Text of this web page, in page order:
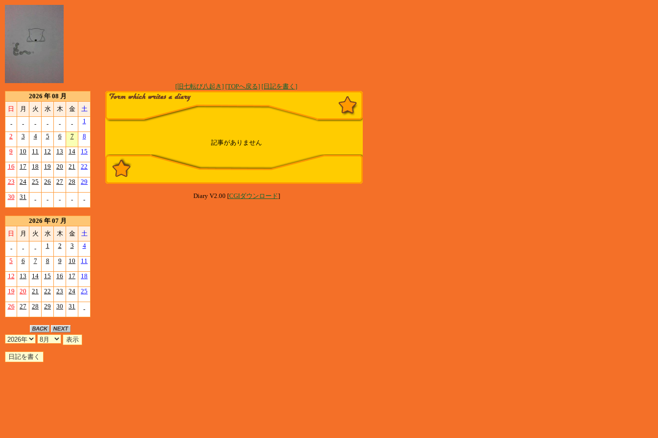
[旧七転び八起き] [TOPへ戻る] [日記を書く]
2026 年 08 月
日
月 火 水 木 金 土
- - - - - - 1
2 3 4 5 6 7 8
9 10 11 12 13 14 15
16 17 18 19 20 21 22
23 24 25 26 27 28 29
30 31 - - - - -
2026 年 07 月
日
月 火 水 木 金 土
- - - 1 2 3 4
5 6 7 8 9 10 11
12 13 14 15 16 17 18
19 20 21 22 23 24 25
26 27 28 29 30 31 -
記事がありません
Diary V2.00 [CGIダウンロード]